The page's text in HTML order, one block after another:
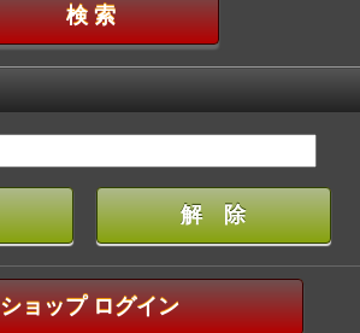
ショップ ログイン